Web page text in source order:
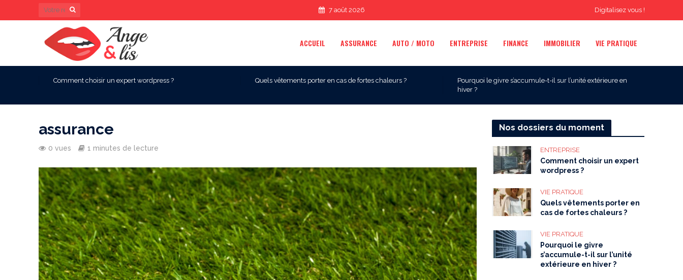
Digitalisez vous !
7 août 2026
ACCUEIL ASSURANCE AUTO / MOTO ENTREPRISE FINANCE IMMOBILIER VIE PRATIQUE
Comment choisir un expert wordpress ? Quels vêtements porter en cas de fortes chaleurs ?
Pourquoi le givre s’accumule-t-il sur l’unité extérieure en
hiver ?
assurance
0 vues 1 minutes de lecture
Nos dossiers du moment
ENTREPRISE
Comment choisir un expert
wordpress ?
VIE PRATIQUE
Quels vêtements porter en
cas de fortes chaleurs ?
VIE PRATIQUE
Pourquoi le givre
s’accumule-t-il sur l’unité
extérieure en hiver ?